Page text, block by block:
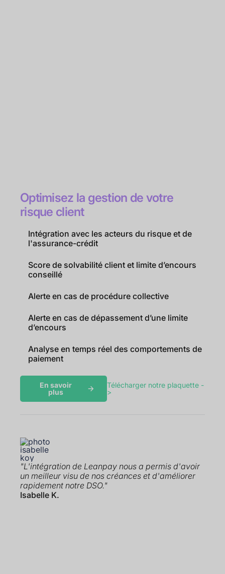
Optimisez la gestion de votre
risque client
Intégration avec les acteurs du risque et de
l'assurance-crédit
Score de solvabilité client et limite d’encours
conseillé
Alerte en cas de procédure collective
Alerte en cas de dépassement d’une limite
d’encours
Analyse en temps réel des comportements de
paiement
En savoir
plus
Télécharger notre plaquette -
>
"L'intégration de Leanpay nous a permis d'avoir
un meilleur visu de nos créances et d'améliorer
rapidement notre DSO."
Isabelle K.